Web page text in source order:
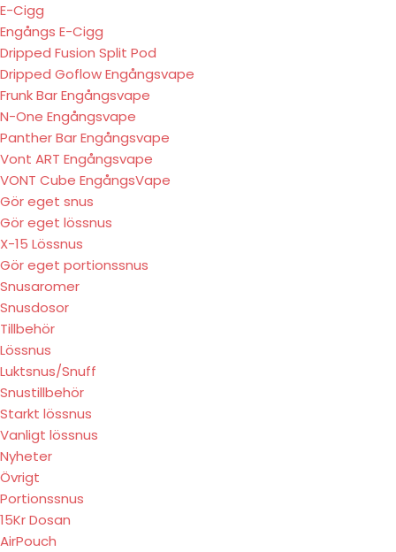
E-Cigg
Engångs E-Cigg
Dripped Fusion Split Pod
Dripped Goflow Engångsvape
Frunk Bar Engångsvape
N-One Engångsvape
Panther Bar Engångsvape
Vont ART Engångsvape
VONT Cube EngångsVape
Gör eget snus
Gör eget lössnus
X-15 Lössnus
Gör eget portionssnus
Snusaromer
Snusdosor
Tillbehör
Lössnus
Luktsnus/Snuff
Snustillbehör
Starkt lössnus
Vanligt lössnus
Nyheter
Övrigt
Portionssnus
15Kr Dosan
AirPouch